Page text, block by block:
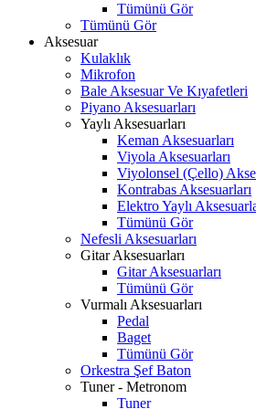
Tümünü Gör
Tümünü Gör
Aksesuar
Kulaklık
Mikrofon
Bale Aksesuar Ve Kıyafetleri
Piyano Aksesuarları
Yaylı Aksesuarları
Keman Aksesuarları
Viyola Aksesuarları
Viyolonsel (Çello)
Kontrabas Aksesuarları
Elektro Yaylı
Tümünü Gör
Nefesli Aksesuarları
Gitar Aksesuarları
Gitar Aksesuarları
Tümünü Gör
Vurmalı Aksesuarları
Pedal
Baget
Tümünü Gör
Orkestra Şef Baton
Tuner - Metronom
Tuner